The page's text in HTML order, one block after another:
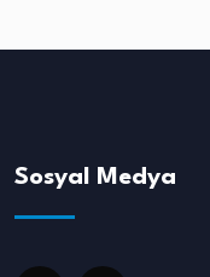
Sosyal Medya